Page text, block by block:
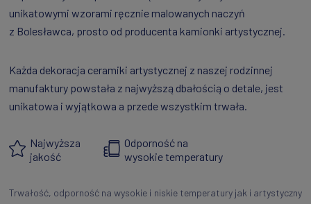
unikatowymi wzorami ręcznie malowanych naczyń
z Bolesławca, prosto od producenta kamionki artystycznej.
Każda dekoracja ceramiki artystycznej z naszej rodzinnej
manufaktury powstała z najwyższą dbałością o detale, jest
unikatowa i wyjątkowa a przede wszystkim trwała.
Najwyższa
jakość
Odporność na
wysokie temperatury
Trwałość, odporność na wysokie i niskie temperatury jak i artystyczny